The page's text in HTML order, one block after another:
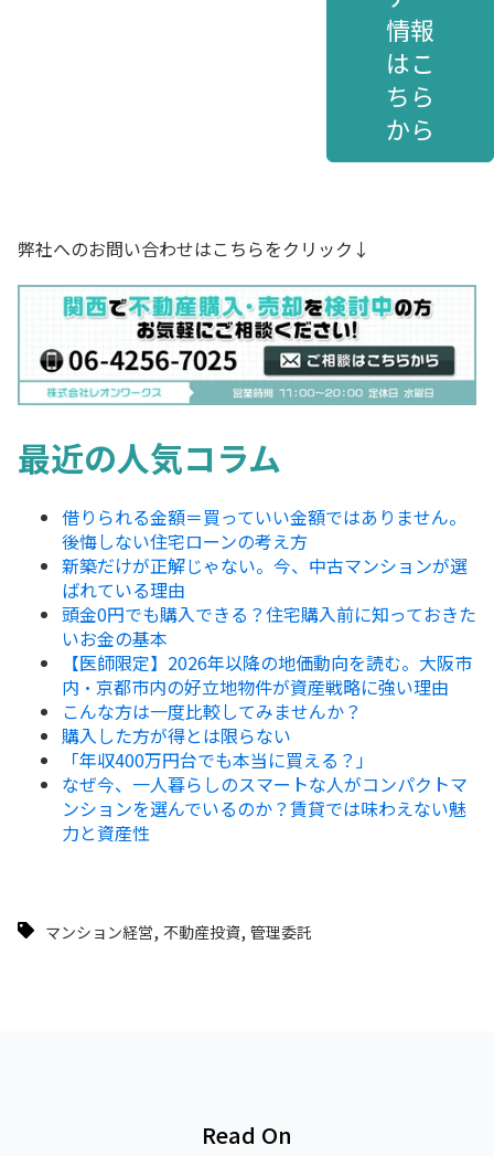
情報
はこ
ちら
から
弊社へのお問い合わせはこちらをクリック↓
最近の人気コラム
借りられる金額＝買っていい金額ではありません。
後悔しない住宅ローンの考え方
新築だけが正解じゃない。今、中古マンションが選
ばれている理由
頭金0円でも購入できる？住宅購入前に知っておきた
いお金の基本
【医師限定】2026年以降の地価動向を読む。大阪市
内・京都市内の好立地物件が資産戦略に強い理由
こんな方は一度比較してみませんか？
購入した方が得とは限らない
「年収400万円台でも本当に買える？」
なぜ今、一人暮らしのスマートな人がコンパクトマ
ンションを選んでいるのか？賃貸では味わえない魅
力と資産性
マンション経営, 不動産投資, 管理委託
Read On